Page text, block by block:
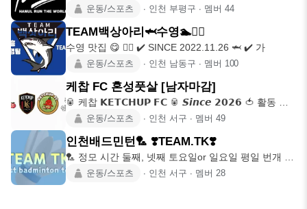
온 세상을
운동/스포츠 ∙ 인천 부평구 ∙ 멤버 44
TEAM백상아리🦈수영🏊🏊‍♂️
수영 맛집 😋 🏊‍♂️ ✔️ SINCE 2022.11.26 🦈 ✔️ 가
운동/스포츠 ∙ 인천 남동구 ∙ 멤버 100
케찹 FC 혼성풋살 [남자마감]
🥫 케찹 𝗞𝗘𝗧𝗖𝗛𝗨𝗣 𝗙𝗖 🥫 𝙎𝙞𝙣𝙘𝙚 𝟮𝟬𝟮𝟲 🍅 활동 지
역 • 운동/스포츠 ∙ 인천 서구 ∙ 멤버 49
인천배드민턴🏸 ❣️TEAM.TK❣️
🏸 정모 시간 둘째, 넷째 토요일or 일요일 평일 번개 🏸
정모 인원
운동/스포츠 ∙ 인천 서구 ∙ 멤버 28